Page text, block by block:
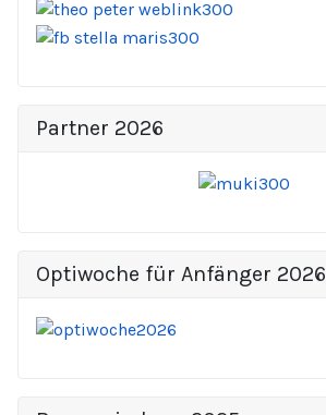
Partner 2026
Optiwoche für Anfänger 2026